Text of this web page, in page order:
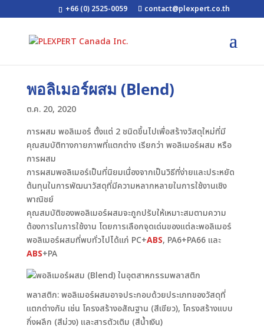
+66 (0) 2525-0059 contact@plexpert.co.th
พอลิเมอร์ผสม (Blend)
ต.ค. 20, 2020
การผสม พอลิเมอร์ ตั้งแต่ 2 ชนิดขึ้นไปเพื่อสร้างวัสดุใหม่ที่มี
คุณสมบัติทางกายภาพที่แตกต่าง เรียกว่า พอลิเมอร์ผสม หรือ
การผสม
การผสมพอลิเมอร์เป็นที่นิยมเนื่องจากเป็นวิธีที่ง่ายและประหยัด
ต้นทุนในการพัฒนาวัสดุที่มีความหลากหลายในการใช้งานเชิง
พาณิชย์
คุณสมบัติของพอลิเมอร์ผสมจะถูกปรับให้เหมาะสมตามความ
ต้องการในการใช้งาน โดยการเลือกจุดเด่นของแต่ละพอลิเมอร์
พอลิเมอร์ผสมที่พบทั่วไปได้แก่ PC+ABS, PA6+PA66 และ
ABS+PA
พลาสติก: พอลิเมอร์ผสมอาจประกอบด้วยประเภทของวัสดุที่
แตกต่างกัน เช่น โครงสร้างอสัณฐาน (สีเขียว), โครงสร้างแบบ
กึ่งผลึก (สีม่วง) และสารตัวเติม (สีน้ำเงิน)